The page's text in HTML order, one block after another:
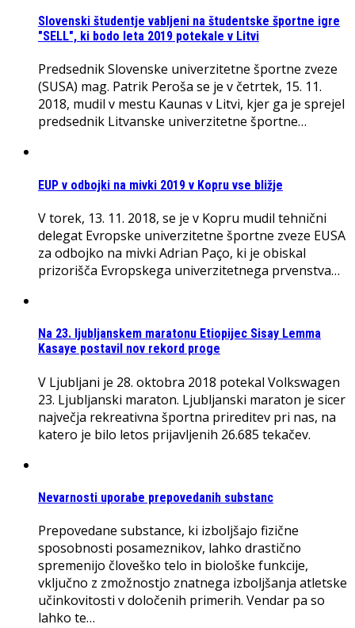
Slovenski študentje vabljeni na študentske športne igre
"SELL", ki bodo leta 2019 potekale v Litvi
Predsednik Slovenske univerzitetne športne zveze
(SUSA) mag. Patrik Peroša se je v četrtek, 15. 11.
2018, mudil v mestu Kaunas v Litvi, kjer ga je sprejel
predsednik Litvanske univerzitetne športne…
EUP v odbojki na mivki 2019 v Kopru vse bližje
V torek, 13. 11. 2018, se je v Kopru mudil tehnični
delegat Evropske univerzitetne športne zveze EUSA
za odbojko na mivki Adrian Paço, ki je obiskal
prizorišča Evropskega univerzitetnega prvenstva…
Na 23. ljubljanskem maratonu Etiopijec Sisay Lemma
Kasaye postavil nov rekord proge
V Ljubljani je 28. oktobra 2018 potekal Volkswagen
23. Ljubljanski maraton. Ljubljanski maraton je sicer
največja rekreativna športna prireditev pri nas, na
katero je bilo letos prijavljenih 26.685 tekačev.
Nevarnosti uporabe prepovedanih substanc
Prepovedane substance, ki izboljšajo fizične
sposobnosti posameznikov, lahko drastično
spremenijo človeško telo in biološke funkcije,
vključno z zmožnostjo znatnega izboljšanja atletske
učinkovitosti v določenih primerih. Vendar pa so
lahko te…